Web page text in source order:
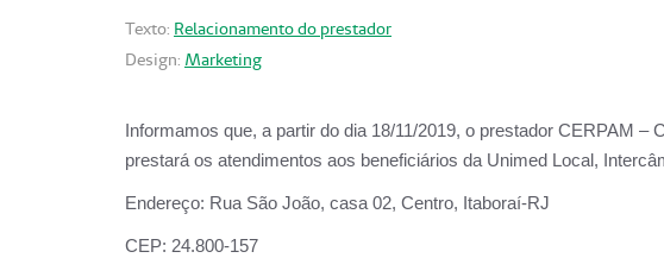
Texto: Relacionamento do prestador
Design: Marketing
Informamos que, a partir do dia 18/11/2019, o prestador CERPAM –
prestará os atendimentos aos beneficiários da Unimed Local,
Endereço: Rua São João, casa 02, Centro, Itaboraí-RJ
CEP: 24.800-157